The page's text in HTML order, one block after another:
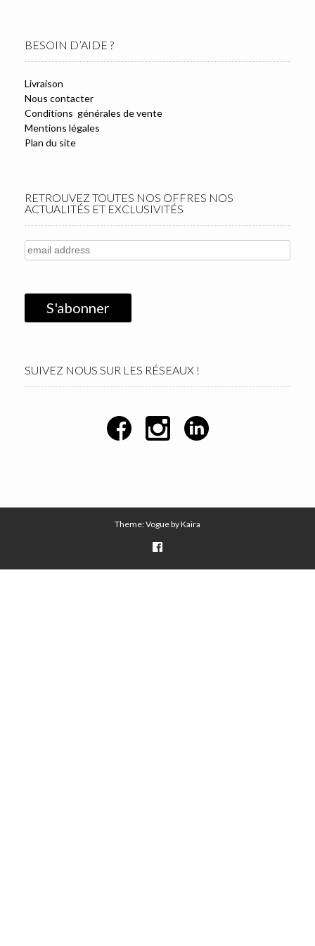
BESOIN D’AIDE ?
Livraison
Nous contacter
Conditions générales de vente
Mentions légales
Plan du site
RETROUVEZ TOUTES NOS OFFRES NOS
ACTUALITÉS ET EXCLUSIVITÉS
SUIVEZ NOUS SUR LES RÉSEAUX !
Theme: Vogue byKaira